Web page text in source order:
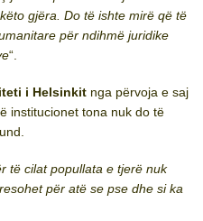
gjëra. Do të ishte mirë që të
për ndihmë juridike
“.
i Helsinkit nga përvoja e saj
institucionet tona nuk do të
të cilat popullata e tjerë nuk
për atë se pse dhe si ka